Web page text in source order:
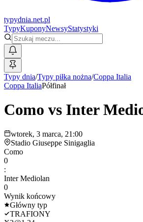
typydnia.net.pl
TypyKuponyNewsyStatystyki
Typy dnia/Typy piłka nożna/Coppa Italia
Coppa ItaliaPółfinał
Como vs Inter
wtorek, 3 marca, 21:00
Stadio Giuseppe Sinigaglia
Como
0
:
Inter Mediolan
0
Wynik końcowy
Główny typ
TRAFIONY